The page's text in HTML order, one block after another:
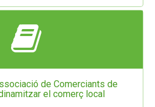
de Comerciants de
el comerç local